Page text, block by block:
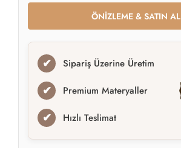
ÖNİZLEME & SATIN AL
✔ Sipariş Üzerine Üretim
✔ Premium Materyaller
✔ Hızlı Teslimat